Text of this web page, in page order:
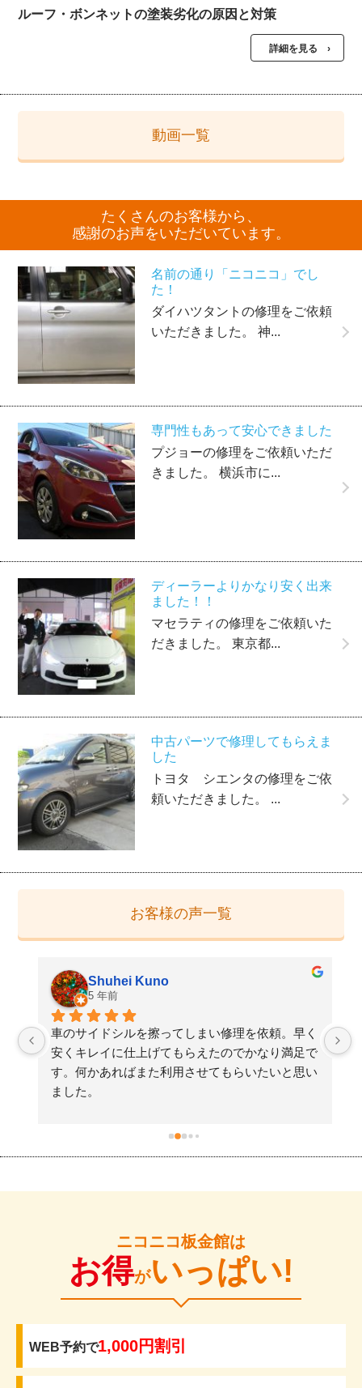
ルーフ・ボンネットの塗装劣化の原因と対策
詳細を見る ›
動画一覧
たくさんのお客様から、
感謝のお声をいただいています。
名前の通り「ニコニコ」でし
た！
ダイハツタントの修理をご依頼
いただきました。 神...
専門性もあって安心できました
プジョーの修理をご依頼いただ
きました。 横浜市に...
ディーラーよりかなり安く出来
ました！！
マセラティの修理をご依頼いた
だきました。 東京都...
中古パーツで修理してもらえま
した
トヨタ シエンタの修理をご依
頼いただきました。 ...
お客様の声一覧
Shuhei Kuno
5 年前
車のサイドシルを擦ってしまい修理を依頼。早く
安くキレイに仕上げてもらえたのでかなり満足で
す。何かあればまた利用させてもらいたいと思い
ました。
ニコニコ板金館は
お得がいっぱい!
WEB予約で1,000円割引